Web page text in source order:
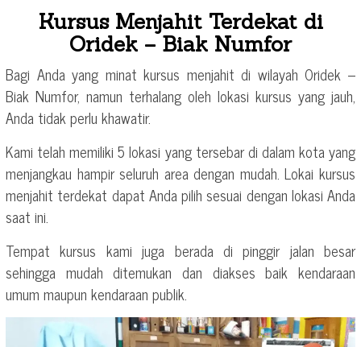
Kursus Menjahit Terdekat di
Oridek – Biak Numfor
Bagi Anda yang minat kursus menjahit di wilayah Oridek –
Biak Numfor, namun terhalang oleh lokasi kursus yang jauh,
Anda tidak perlu khawatir.
Kami telah memiliki 5 lokasi yang tersebar di dalam kota yang
menjangkau hampir seluruh area dengan mudah. Lokai kursus
menjahit terdekat dapat Anda pilih sesuai dengan lokasi Anda
saat ini.
Tempat kursus kami juga berada di pinggir jalan besar
sehingga mudah ditemukan dan diakses baik kendaraan
umum maupun kendaraan publik.